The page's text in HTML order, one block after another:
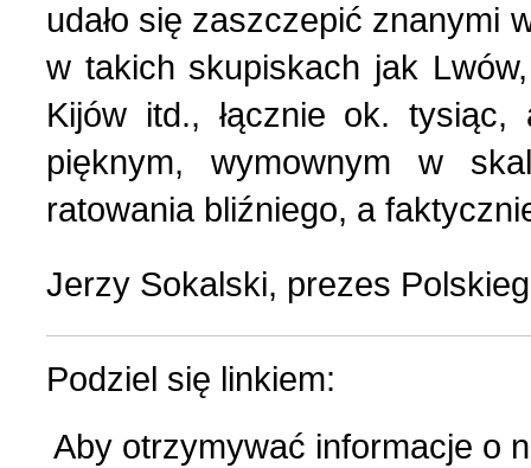
udało się zaszczepić znanymi
w takich skupiskach jak
Kijów itd., łącznie ok.
pięknym, wymownym w
ratowania bliźniego, a
Jerzy Sokalski, prezes
Podziel się linkiem:
Aby otrzymywać informacje o